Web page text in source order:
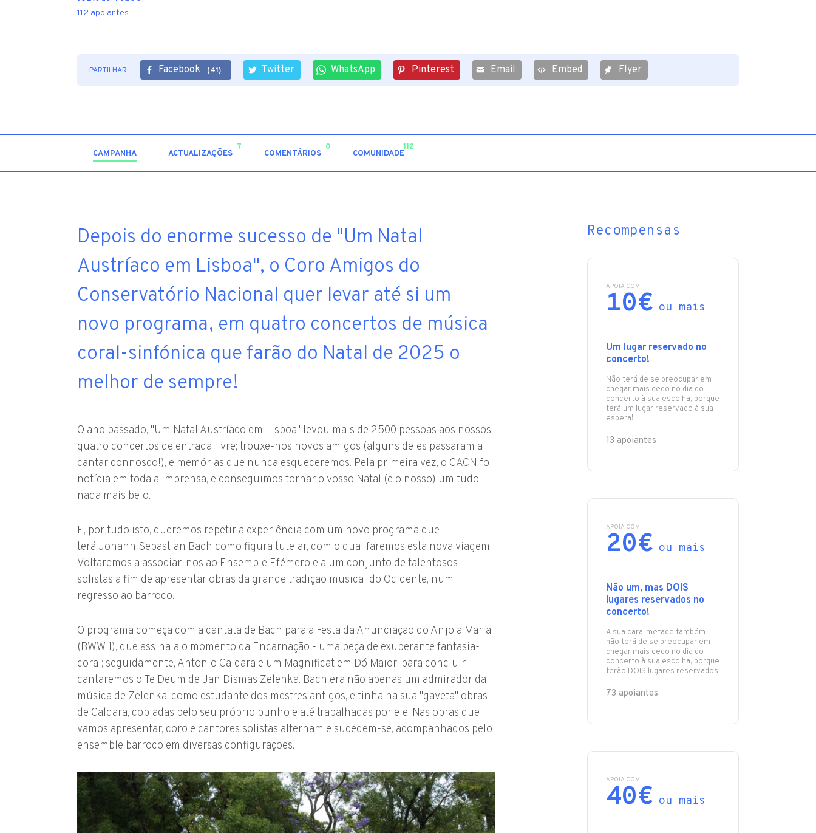
112 apoiantes
PARTILHAR: Facebook (41) Twitter WhatsApp Pinterest Email Embed Flyer
CAMPANHA ACTUALIZAÇÕES
7
COMENTÁRIOS
0
COMUNIDADE
112
Depois do enorme sucesso de "Um Natal
Austríaco em Lisboa", o Coro Amigos do
Conservatório Nacional quer levar até si um
novo programa, em quatro concertos de música
coral-sinfónica que farão do Natal de 2025 o
melhor de sempre!
O ano passado, "Um Natal Austríaco em Lisboa" levou mais de 2500 pessoas aos nossos
quatro concertos de entrada livre; trouxe-nos novos amigos (alguns deles passaram a
cantar connosco!), e memórias que nunca esqueceremos. Pela primeira vez, o CACN foi
notícia em toda a imprensa, e conseguimos tornar o vosso Natal (e o nosso) um tudo-
nada mais belo.
E, por tudo isto, queremos repetir a experiência com um novo programa que
terá Johann Sebastian Bach como figura tutelar, com o qual faremos esta nova viagem.
Voltaremos a associar-nos ao Ensemble Efémero e a um conjunto de talentosos
solistas a fim de apresentar obras da grande tradição musical do Ocidente, num
regresso ao barroco.
O programa começa com a cantata de Bach para a Festa da Anunciação do Anjo a Maria
(BWW 1), que assinala o momento da Encarnação - uma peça de exuberante fantasia-
coral; seguidamente, Antonio Caldara e um Magnificat em Dó Maior; para concluir,
cantaremos o Te Deum de Jan Dismas Zelenka. Bach era não apenas um admirador da
música de Zelenka, como estudante dos mestres antigos, e tinha na sua "gaveta" obras
de Caldara, copiadas pelo seu próprio punho e até trabalhadas por ele. Nas obras que
vamos apresentar, coro e cantores solistas alternam e sucedem-se, acompanhados pelo
ensemble barroco em diversas configurações.
Recompensas
APOIA COM
10€ ou mais
Um lugar reservado no
concerto!
Não terá de se preocupar em
chegar mais cedo no dia do
concerto à sua escolha, porque
terá um lugar reservado à sua
espera!
13 apoiantes
APOIA COM
20€ ou mais
Não um, mas DOIS
lugares reservados no
concerto!
A sua cara-metade também
não terá de se preocupar em
chegar mais cedo no dia do
concerto à sua escolha, porque
terão DOIS lugares reservados!
73 apoiantes
APOIA COM
40€ ou mais